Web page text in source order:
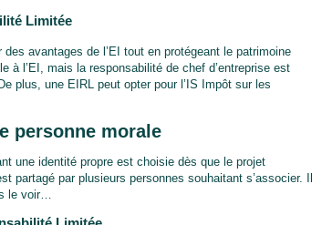
Limitée
des avantages de l’EI tout en protégeant le patrimoine
à l’EI, mais la responsabilité de chef d’entreprise est
plus, une EIRL peut opter pour l’IS Impôt sur les
personne morale
une identité propre est choisie dès que le projet
partagé par plusieurs personnes souhaitant s’associer. Il
le voir…